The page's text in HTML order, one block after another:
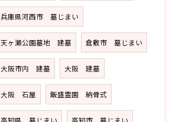
兵庫県河西市 墓じまい
天ヶ瀬公園墓地 建墓 倉敷市 墓じまい
大阪市内 建墓 大阪 建墓
大阪 石屋 飯盛霊園 納骨式